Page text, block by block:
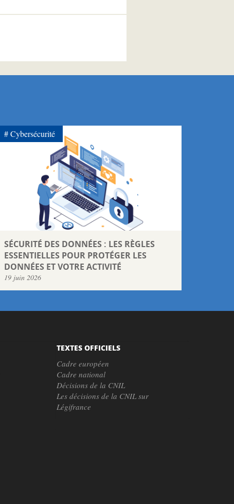
SÉCURITÉ DES DONNÉES : LES RÈGLES
ESSENTIELLES POUR PROTÉGER LES
DONNÉES ET VOTRE ACTIVITÉ
19 juin 2026
Cybersécurité
TEXTES OFFICIELS
Cadre européen
Cadre national
Décisions de la CNIL
Les décisions de la CNIL sur
Légifrance